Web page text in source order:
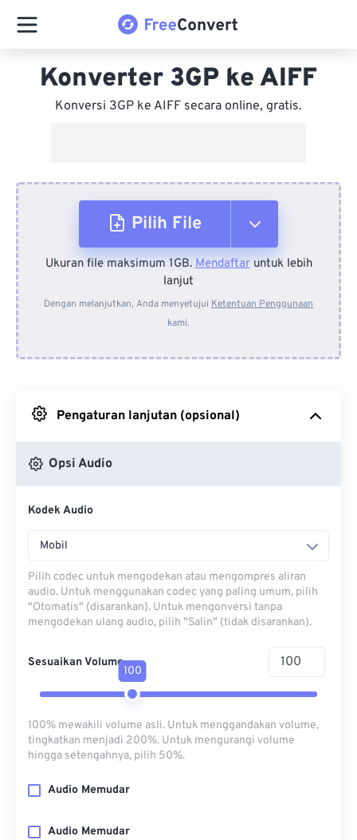
Konverter 3GP ke AIFF
Konversi 3GP ke AIFF secara online, gratis.
Pilih File
Dari Perangkat
Dari Dropbox
Ukuran file maksimum 1GB.Mendaftaruntuk lebih
lanjut
Dengan melanjutkan, Anda menyetujui Ketentuan Penggunaan
kami.
Pengaturan lanjutan (opsional)
Opsi Audio
Kodek Audio
Mobil
Pilih codec untuk mengodekan atau mengompres aliran
audio. Untuk menggunakan codec yang paling umum, pilih
"Otomatis" (disarankan). Untuk mengonversi tanpa
mengodekan ulang audio, pilih "Salin" (tidak disarankan).
Sesuaikan Volume
100
100% mewakili volume asli. Untuk menggandakan volume,
tingkatkan menjadi 200%. Untuk mengurangi volume
hingga setengahnya, pilih 50%.
Audio Memudar
Audio Memudar